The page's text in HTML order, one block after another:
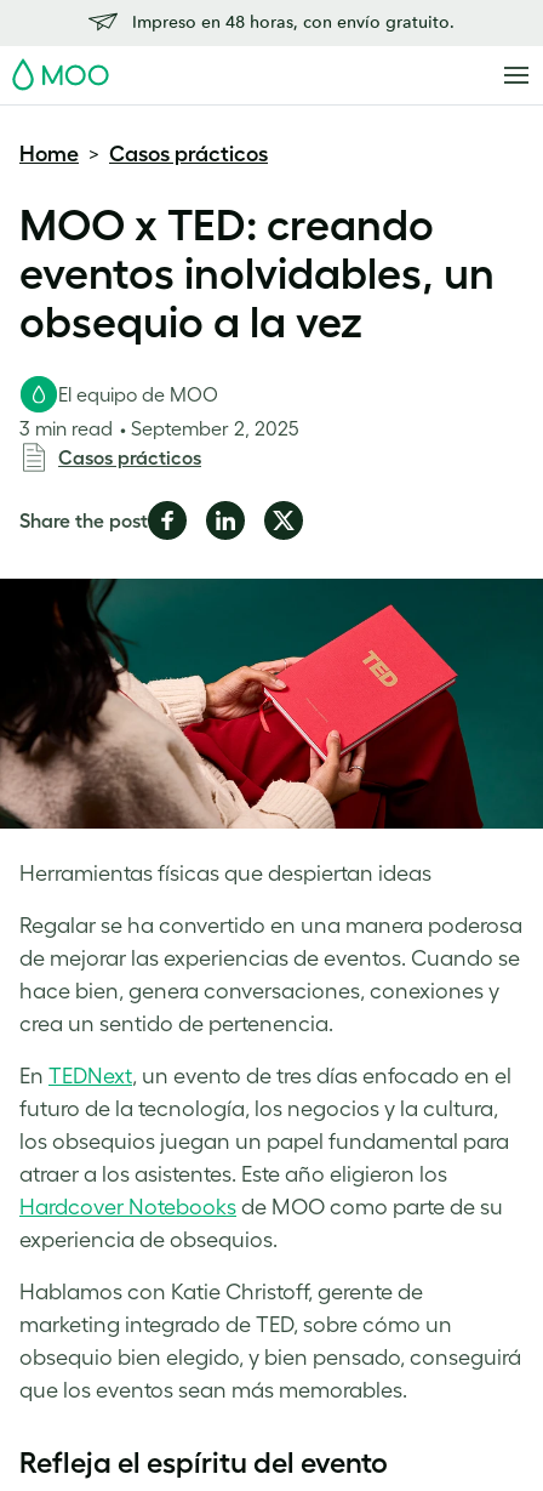
Impreso en 48 horas, con envío gratuito.
MOO
Home > Casos prácticos
MOO x TED: creando
eventos inolvidables, un
obsequio a la vez
Herramientas físicas que despiertan ideas
El equipo de MOO
3 min read
September 2, 2025
Casos prácticos
Share the postShare
Facebook
Share
LinkedIn
Share
Twitter
Regalar se ha convertido en una manera poderosa
de mejorar las experiencias de eventos. Cuando se
hace bien, genera conversaciones, conexiones y
crea un sentido de pertenencia.
En TEDNext, un evento de tres días enfocado en el
futuro de la tecnología, los negocios y la cultura,
los obsequios juegan un papel fundamental para
atraer a los asistentes. Este año eligieron los
Hardcover Notebooks de MOO como parte de su
experiencia de obsequios.
Hablamos con Katie Christoff, gerente de
marketing integrado de TED, sobre cómo un
obsequio bien elegido, y bien pensado, conseguirá
que los eventos sean más memorables.
Refleja el espíritu del evento